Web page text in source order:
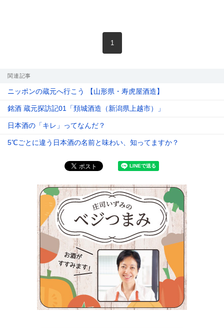
1
関連記事
ニッポンの蔵元へ行こう 【山形県・寿虎屋酒造】
銘酒 蔵元探訪記01「頚城酒造（新潟県上越市）」
日本酒の「キレ」ってなんだ？
5℃ごとに違う日本酒の名前と味わい、知ってますか？